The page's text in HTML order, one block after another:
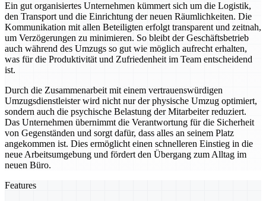
Ein gut organisiertes Unternehmen kümmert sich um die Logistik,
den Transport und die Einrichtung der neuen Räumlichkeiten. Die
Kommunikation mit allen Beteiligten erfolgt transparent und zeitnah,
um Verzögerungen zu minimieren. So bleibt der Geschäftsbetrieb
auch während des Umzugs so gut wie möglich aufrecht erhalten,
was für die Produktivität und Zufriedenheit im Team entscheidend
ist.
Durch die Zusammenarbeit mit einem vertrauenswürdigen
Umzugsdienstleister wird nicht nur der physische Umzug optimiert,
sondern auch die psychische Belastung der Mitarbeiter reduziert.
Das Unternehmen übernimmt die Verantwortung für die Sicherheit
von Gegenständen und sorgt dafür, dass alles an seinem Platz
angekommen ist. Dies ermöglicht einen schnelleren Einstieg in die
neue Arbeitsumgebung und fördert den Übergang zum Alltag im
neuen Büro.
Features